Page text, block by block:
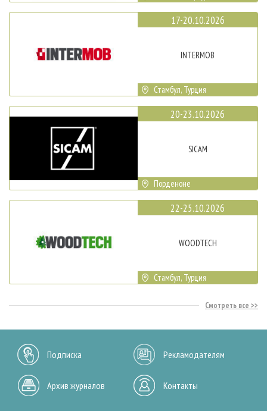
17-20.10.2026
INTERMOB
Стамбул, Турция
20-23.10.2026
SICAM
Порденоне
22-25.10.2026
WOODTECH
Стамбул, Турция
Смотреть все
Подписка Рекламодателям
Архив журналов Контакты